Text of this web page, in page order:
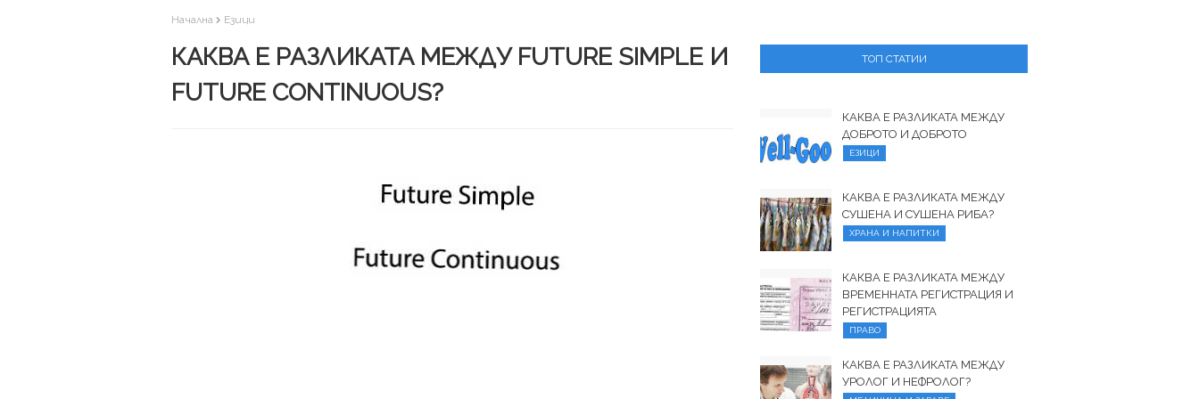
Начална Езици
КАКВА Е РАЗЛИКАТА МЕЖДУ FUTURE SIMPLE И
FUTURE CONTINUOUS?
ТОП СТАТИИ
КАКВА Е РАЗЛИКАТА МЕЖДУ
ДОБРОТО И ДОБРОТО
ЕЗИЦИ
КАКВА Е РАЗЛИКАТА МЕЖДУ
СУШЕНА И СУШЕНА РИБА?
ХРАНА И НАПИТКИ
КАКВА Е РАЗЛИКАТА МЕЖДУ
ВРЕМЕННАТА РЕГИСТРАЦИЯ И
РЕГИСТРАЦИЯТА
ПРАВО
КАКВА Е РАЗЛИКАТА МЕЖДУ
УРОЛОГ И НЕФРОЛОГ?